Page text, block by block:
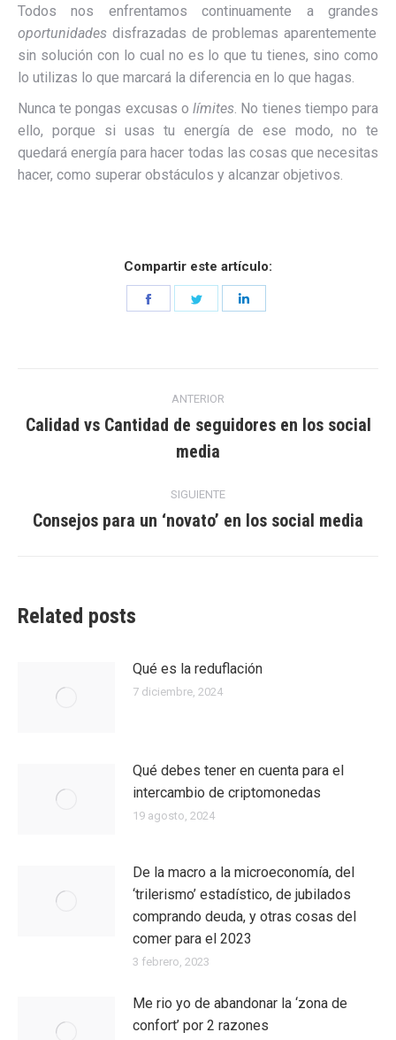
Todos nos enfrentamos continuamente a grandes
oportunidades disfrazadas de problemas aparentemente
sin solución con lo cual no es lo que tu tienes, sino como
lo utilizas lo que marcará la diferencia en lo que hagas.
Nunca te pongas excusas olímites. No tienes tiempo para
ello, porque si usas tu energía de ese modo, no te
quedará energía para hacer todas las cosas que necesitas
hacer, como superar obstáculos y alcanzar objetivos.
Compartir este artículo:
Share
entre
ANTERIOR
Entrada
anterior:
Calidad vs Cantidad de seguidores en los social
media
SIGUIENTE
Entrada
Consejos para un ‘novato’ en los social media
Related posts
Qué es la reduflación
7 diciembre, 2024
Qué debes tener en cuenta para el
intercambio de criptomonedas
19 agosto, 2024
De la macro a la microeconomía, del
‘trilerismo’ estadístico, de jubilados
comprando deuda, y otras cosas del
comer para el 2023
3 febrero, 2023
Me rio yo de abandonar la ‘zona de
confort’ por 2 razones